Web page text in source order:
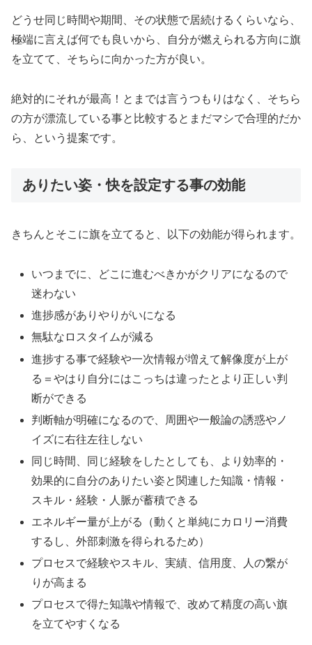
どうせ同じ時間や期間、その状態で居続けるくらいなら、
極端に言えば何でも良いから、自分が燃えられる方向に旗
を立てて、そちらに向かった方が良い。
絶対的にそれが最高！とまでは言うつもりはなく、そちら
の方が漂流している事と比較するとまだマシで合理的だか
ら、という提案です。
ありたい姿・快を設定する事の効能
きちんとそこに旗を立てると、以下の効能が得られます。
いつまでに、どこに進むべきかがクリアになるので
迷わない
進捗感がありやりがいになる
無駄なロスタイムが減る
進捗する事で経験や一次情報が増えて解像度が上が
る＝やはり自分にはこっちは違ったとより正しい判
断ができる
判断軸が明確になるので、周囲や一般論の誘惑やノ
イズに右往左往しない
同じ時間、同じ経験をしたとしても、より効率的・
効果的に自分のありたい姿と関連した知識・情報・
スキル・経験・人脈が蓄積できる
エネルギー量が上がる（動くと単純にカロリー消費
するし、外部刺激を得られるため）
プロセスで経験やスキル、実績、信用度、人の繋が
りが高まる
プロセスで得た知識や情報で、改めて精度の高い旗
を立てやすくなる